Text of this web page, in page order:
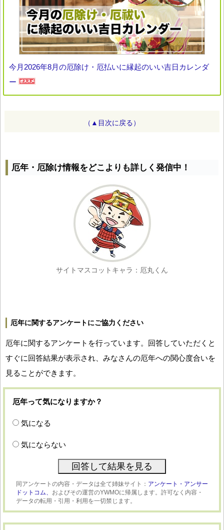
今月2026年8月の厄除け・厄払いに縁起のいい吉日カレンダ
ー
（▲目次に戻る）
厄年・厄除け情報をどこよりも詳しく発信中！
サイトマスコットキャラ：厄丸くん
厄年に関するアンケートにご協力ください
厄年に関するアンケートを行っています。回答していただくと
すぐに回答結果が表示され、みなさんの厄年への関心度合いを
見ることができます。
厄年って気になりますか？
気になる
気にならない
同アンケートの内容・データは全て姉妹サイト： アンケート・アンサー
ドットコム、 およびその運営のYWMOに帰属します。許可なく内容・
データの転用・引用・利用を一切禁じます。